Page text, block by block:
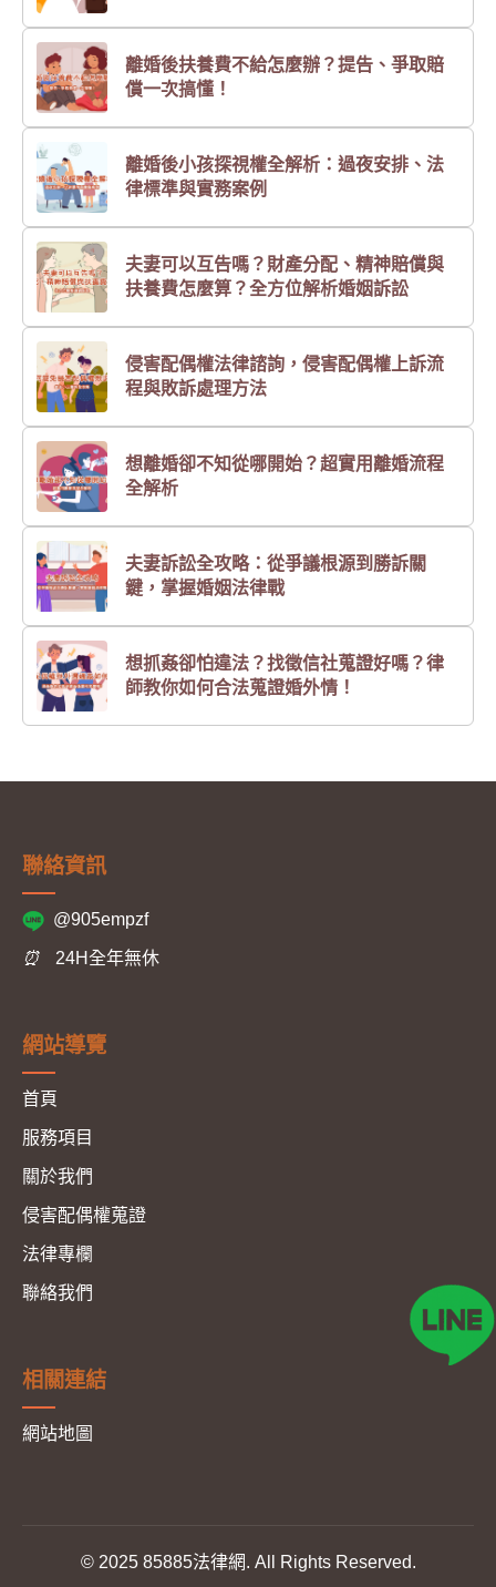
離婚後扶養費不給怎麼辦？提告、爭取賠
償一次搞懂！
離婚後小孩探視權全解析：過夜安排、法
律標準與實務案例
夫妻可以互告嗎？財產分配、精神賠償與
扶養費怎麼算？全方位解析婚姻訴訟
侵害配偶權法律諮詢，侵害配偶權上訴流
程與敗訴處理方法
想離婚卻不知從哪開始？超實用離婚流程
全解析
夫妻訴訟全攻略：從爭議根源到勝訴關
鍵，掌握婚姻法律戰
想抓姦卻怕違法？找徵信社蒐證好嗎？律
師教你如何合法蒐證婚外情！
聯絡資訊
@905empzf
⏰ 24H全年無休
網站導覽
首頁
服務項目
關於我們
侵害配偶權蒐證
法律專欄
聯絡我們
相關連結
網站地圖
© 2025 85885法律網. All Rights Reserved.